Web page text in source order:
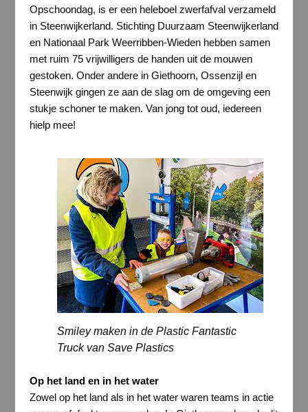
Opschoondag, is er een heleboel zwerfafval verzameld
in Steenwijkerland. Stichting Duurzaam Steenwijkerland
en Nationaal Park Weerribben-Wieden hebben samen
met ruim 75 vrijwilligers de handen uit de mouwen
gestoken. Onder andere in Giethoorn, Ossenzijl en
Steenwijk gingen ze aan de slag om de omgeving een
stukje schoner te maken. Van jong tot oud, iedereen
hielp mee!
Smiley maken in de Plastic Fantastic
Truck van Save Plastics
Op het land en in het water
Zowel op het land als in het water waren teams in actie